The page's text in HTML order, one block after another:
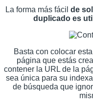
La forma más fácil de
duplicado es
Basta con colocar
página que estás
contener la URL de la
sea única para su
de búsqueda que